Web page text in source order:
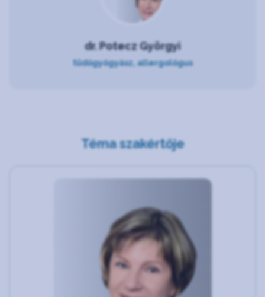
dr. Potecz Györgyi
tüdőgyógyász, allergológus
Téma szakértője